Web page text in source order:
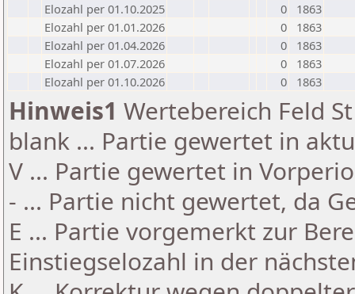
Elozahl per 01.10.2025
0
1863
Elozahl per 01.01.2026
0
1863
Elozahl per 01.04.2026
0
1863
Elozahl per 01.07.2026
0
1863
Elozahl per 01.10.2026
0 1863
Hinweis1 Wertebereich Feld
blank ... Partie gewertet in
V ... Partie gewertet in
- ... Partie nicht gewertet, da
E ... Partie vorgemerkt zur
Einstiegselozahl in der